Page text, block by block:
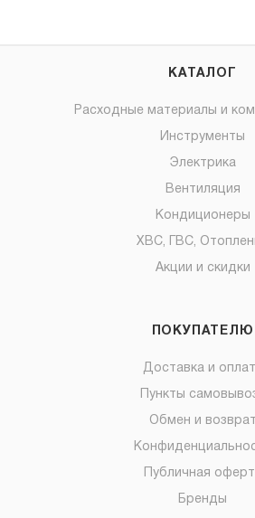
КАТАЛОГ
Расходные материалы и
Инструменты
Электрика
Вентиляция
Кондиционеры
ХВС, ГВС,
Акции и скидки
ПОКУПАТЕЛЮ
Доставка и
Пункты
Обмен и возврат
Публичная
Бренды